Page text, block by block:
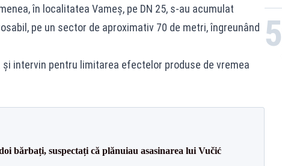
în localitatea Vameș, pe DN 25, s-au acumulat
pe un sector de aproximativ 70 de metri, îngreunând
intervin pentru limitarea efectelor produse de vremea
bărbați, suspectați că plănuiau asasinarea lui Vučić
5